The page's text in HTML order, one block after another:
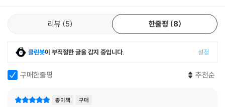
했던 지정 번호를 앞으로 표기하지 않도록 하는 ‘문화재보호법 시행령’과
리뷰 5 한줄평 8
클린봇이 부적절한 글을 감지 중입니다. 설정
구매한줄평 추천순
종이책 구매